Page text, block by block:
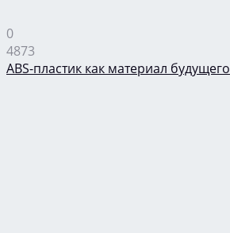
0
4873
ABS-пластик как материал будущего